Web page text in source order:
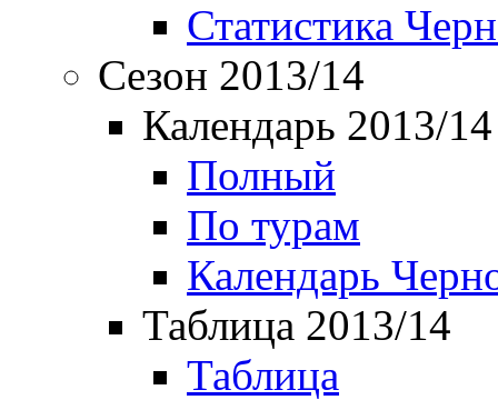
Статистика
Сезон 2013/14
Календарь 2013/14
Полный
По турам
Календарь
Таблица 2013/14
Таблица